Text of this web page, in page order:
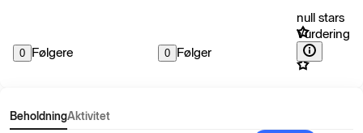
0 Følgere 0 Følger
null stars
Vurdering
BeholdningAktivitet